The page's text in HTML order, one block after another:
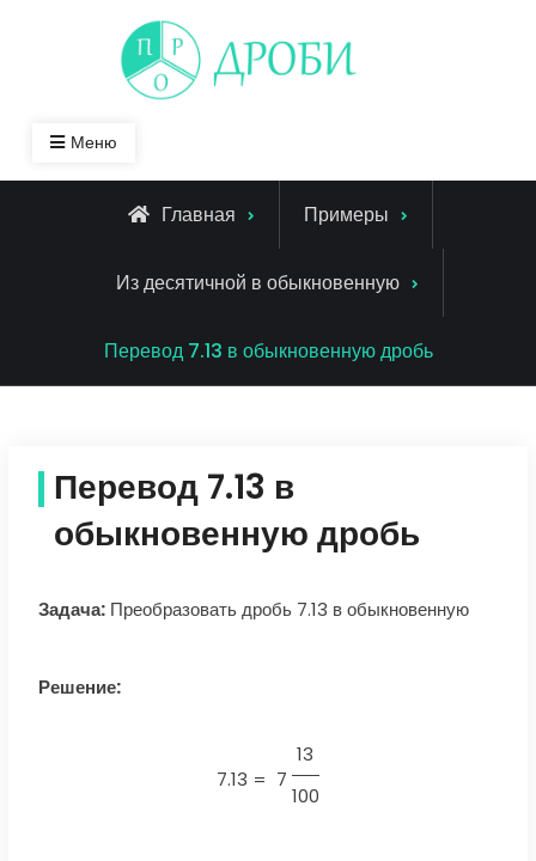
Меню
Главная Примеры
Из десятичной в обыкновенную
Перевод 7.13 в обыкновенную дробь
Перевод 7.13 в
обыкновенную дробь
Задача:Преобразовать дробь 7.13 в обыкновенную
Решение:
7.13 = 7
13
100